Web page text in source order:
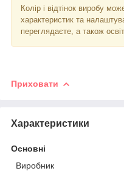
Колір і відтінок виробу
характеристик та
переглядаєте, а також
Приховати
Характеристики
Основні
Виробник